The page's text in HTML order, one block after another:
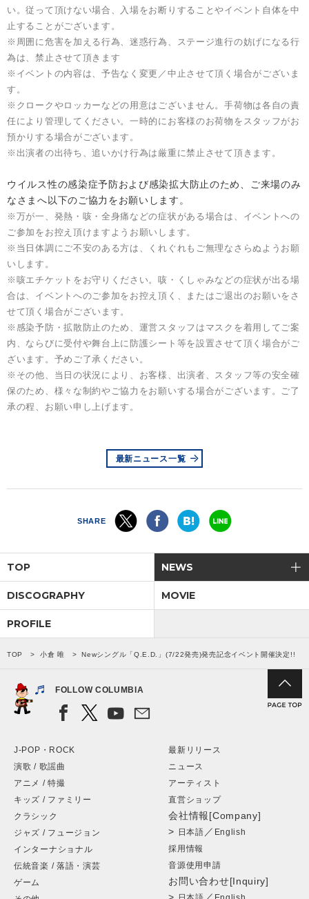
い。従って頂けない場合、入場をお断りすることやイベント自体を中
止することがございます。
※周囲に危害を加える行為、迷惑行為、ステージ進行の妨げになる行
為は、禁止させて頂きます
※イベントの内容は、予告なく変更／中止させて頂く場合がございま
す。
※クロークやロッカーなどの用意はございません。手荷物は各自の責
任により管理してください。一時的にお客様のお荷物をスタッフがお
預かりする場合がございます。
※出演者の出待ち、追いかけ行為は厳重に禁止させて頂きます。
ウイルス性の感染症予防および感染拡大防止のため、ご来場のみ
なさまへ以下のご協力をお願いします。
※万が一、発熱・咳・全身痛などの症状がある場合は、イベントへの
ご参加をお控え頂けますようお願いします。
※当日体調にご不安のある方は、くれぐれもご無理なさらぬようお願
いします。
※咳エチケットをお守りください。咳・くしゃみなどの症状が出る場
合は、イベントへのご参加をお控え頂く、またはご退出のお願いをさ
せて頂く場合がございます。
※感染予防・拡散防止のため、運営スタッフはマスクを着用してご案
内、ならびに受付や舞台上に防護シート等を設置させて頂く場合がご
ざいます。予めご了承ください。
※その他、当日の状況により、お客様、出演者、スタッフ等の安全確
保のため、様々な制約やご協力をお願いする場合がございます。ご了
承の程、お願い申し上げます。
最新ニュース一覧
SHARE
TOP NEWS
DISCOGRAPHY MOVIE
PROFILE
TOP 小倉 唯 Newシングル「Q.E.D.」(7/22発売)発売記念イベント開催決定!!
FOLLOW COLUMBIA
J-POP・ROCK
演歌 / 歌謡曲
アニメ / 特撮
キッズ / ファミリー
クラシック
ジャズ / フュージョン
インターナショナル
伝統音楽 / 落語・演芸
ゲーム
最新リリース
ニュース
アーティスト
直営ショップ
会社情報[Company]
> 日本語 ／ English
採用情報
音源使用申請
お問い合わせ[Inquiry]
>
／